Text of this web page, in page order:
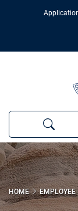
HOME EMPLOYEE